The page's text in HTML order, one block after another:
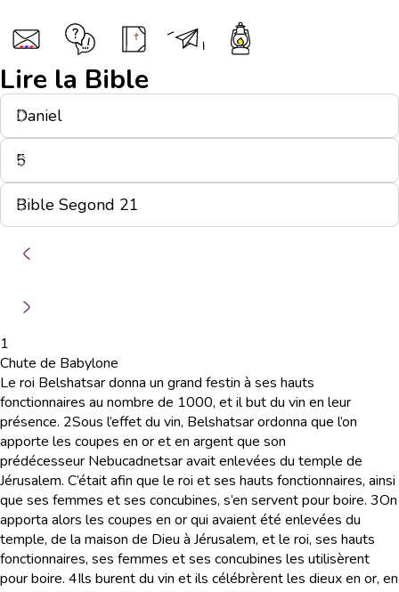
Lire la Bible
1
Chute de Babylone
Le roi Belshatsar donna un grand festin à ses hauts
fonctionnaires au nombre de 1000, et il but du vin en leur
présence. 2Sous l’effet du vin, Belshatsar ordonna que l’on
apporte les coupes en or et en argent que son
prédécesseur Nebucadnetsar avait enlevées du temple de
Jérusalem. C’était afin que le roi et ses hauts fonctionnaires, ainsi
que ses femmes et ses concubines, s’en servent pour boire. 3On
apporta alors les coupes en or qui avaient été enlevées du
temple, de la maison de Dieu à Jérusalem, et le roi, ses hauts
fonctionnaires, ses femmes et ses concubines les utilisèrent
pour boire. 4Ils burent du vin et ils célébrèrent les dieux en or, en